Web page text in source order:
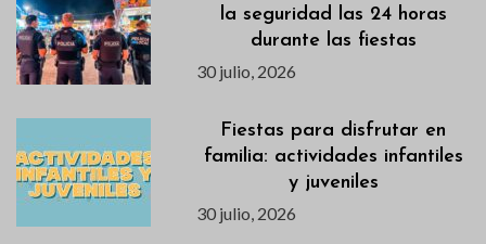
la seguridad las 24 horas
durante las fiestas
30 julio, 2026
Fiestas para disfrutar en
familia: actividades infantiles
y juveniles
30 julio, 2026